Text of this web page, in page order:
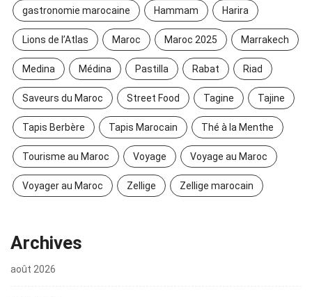
gastronomie marocaine Hammam Harira
Lions de l’Atlas Maroc Maroc 2025 Marrakech
Medina Médina Pastilla Rabat Riad
Saveurs du Maroc Street Food Tagine Tajine
Tapis Berbère Tapis Marocain Thé à la Menthe
Tourisme au Maroc Voyage Voyage au Maroc
Voyager au Maroc Zellige Zellige marocain
Archives
août 2026